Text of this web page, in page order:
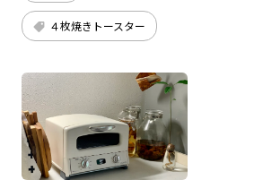
４枚焼きトースター